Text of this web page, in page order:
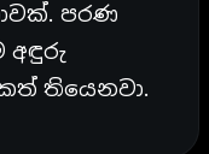
පරණ
අඳුරු
තියෙනවා.